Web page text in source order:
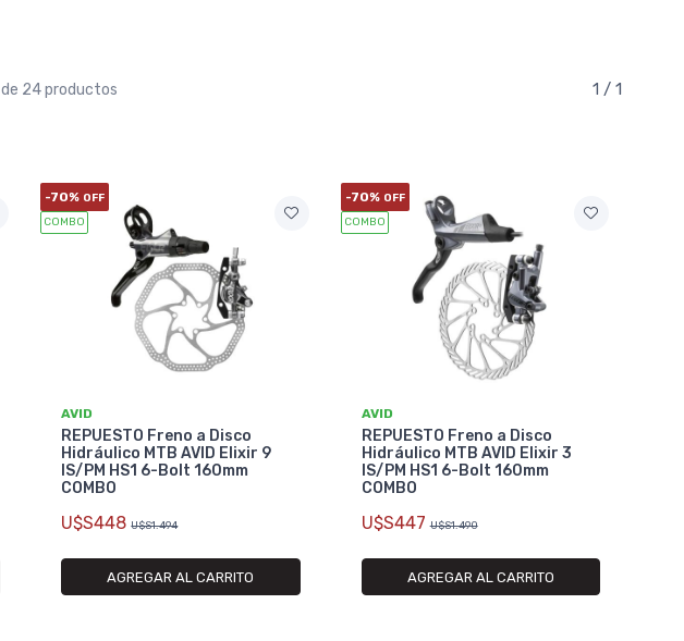
de 24 productos 1 / 1
-70% OFF
COMBO
AVID
REPUESTO Freno a Disco
Hidráulico MTB AVID Elixir 9
IS/PM HS1 6-Bolt 160mm
COMBO
U$S448 U$S1.494
AGREGAR AL CARRITO
-70% OFF
COMBO
AVID
REPUESTO Freno a Disco
Hidráulico MTB AVID Elixir 3
IS/PM HS1 6-Bolt 160mm
COMBO
U$S447 U$S1.490
AGREGAR AL CARRITO